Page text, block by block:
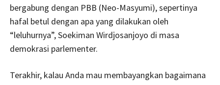
bergabung dengan PBB (Neo-Masyumi), sepertinya
hafal betul dengan apa yang dilakukan oleh
“leluhurnya”, Soekiman Wirdjosanjoyo di masa
demokrasi parlementer.
Terakhir, kalau Anda mau membayangkan bagaimana